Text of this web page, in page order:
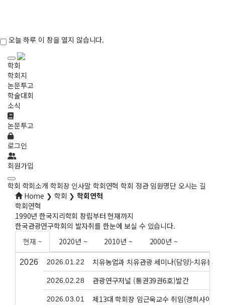
오늘 하루 이 창을 열지 않습니다.
학회
학회지
논문투고
학술대회
소식
논문투고
로그인
회원가입
학회 학회소개 학회장 인사말 학회연혁 학회 정관 임원명단 오시는 길
Home ❯ 학회 ❯학회연혁
학회연혁
1990년 한국지리학회 창립부터 현재까지
한국관광연구학회의 발자취를 한눈에 보실 수 있습니다.
현재 ~
2020년 ~ 2010년 ~ 2000년 ~
2026 2026.01.22 치유농업과 치유관광 세미나(담양)-치유농업
2026.02.28 관광연구저널 (통권39권6호)발간
2026.03.01 제13대 학회장 임근욱교수 취임(경희사이버